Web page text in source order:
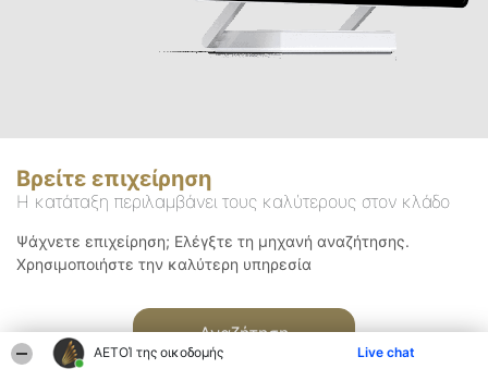
ΑΕΤΟΊ της οικοδομής Live chat
Βρείτε επιχείρηση
Η κατάταξη περιλαμβάνει τους καλύτερους στον κλάδο
Ψάχνετε επιχείρηση; Ελέγξτε τη μηχανή αναζήτησης.
Χρησιμοποιήστε την καλύτερη υπηρεσία
Αναζήτηση